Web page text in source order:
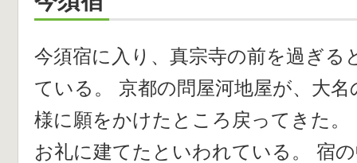
今須宿に入り、真宗寺の前を過ぎる
ている。 京都の問屋河地屋が、大
様に願をかけたところ戻ってきた
お礼に建てたといわれている。 宿